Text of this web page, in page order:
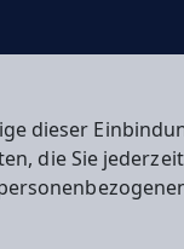
dieser
die Sie